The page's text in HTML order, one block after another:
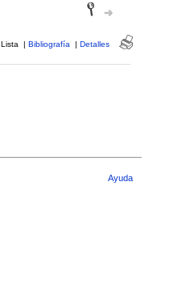
Lista | Bibliografía | Detalles
Ayuda